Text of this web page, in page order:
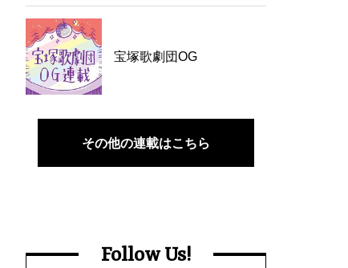
宝塚歌劇団OG
その他の連載はこちら
Follow Us!